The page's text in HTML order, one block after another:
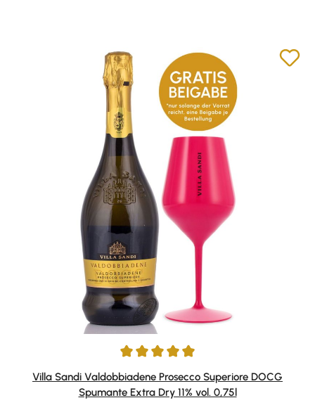
Durchschnittliche Bewertung von 4.88 von 5 Sternen
Villa Sandi Valdobbiadene Prosecco Superiore DOCG
Spumante Extra Dry 11% vol. 0,75l